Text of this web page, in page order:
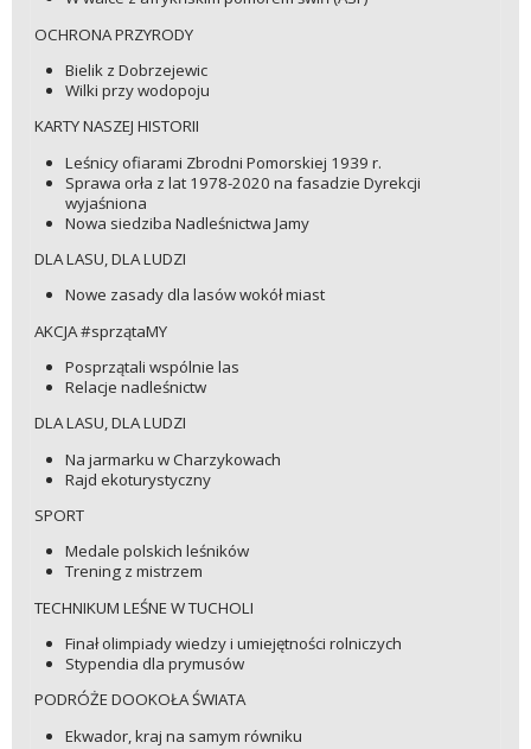
OCHRONA PRZYRODY
Bielik z Dobrzejewic
Wilki przy wodopoju
KARTY NASZEJ HISTORII
Leśnicy ofiarami Zbrodni Pomorskiej 1939 r.
Sprawa orła z lat 1978-2020 na fasadzie Dyrekcji
wyjaśniona
Nowa siedziba Nadleśnictwa Jamy
DLA LASU, DLA LUDZI
Nowe zasady dla lasów wokół miast
AKCJA #sprzątaMY
Posprzątali wspólnie las
Relacje nadleśnictw
DLA LASU, DLA LUDZI
Na jarmarku w Charzykowach
Rajd ekoturystyczny
SPORT
Medale polskich leśników
Trening z mistrzem
TECHNIKUM LEŚNE W TUCHOLI
Finał olimpiady wiedzy i umiejętności rolniczych
Stypendia dla prymusów
PODRÓŻE DOOKOŁA ŚWIATA
Ekwador, kraj na samym równiku